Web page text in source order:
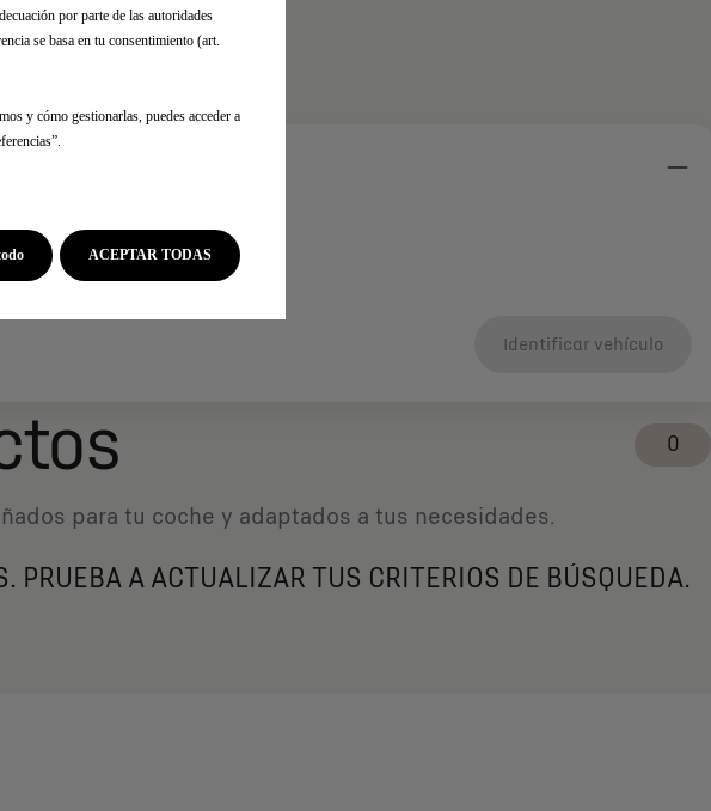
ver los accesorios compatibles
Identificar vehículo
0
​​para tu coche y adaptados a tus necesidades.
PRUEBA A ACTUALIZAR TUS CRITERIOS DE BÚSQUEDA.
por parte de las autoridades
se basa en tu consentimiento (art.
y cómo gestionarlas, puedes acceder a
ACEPTAR TODAS